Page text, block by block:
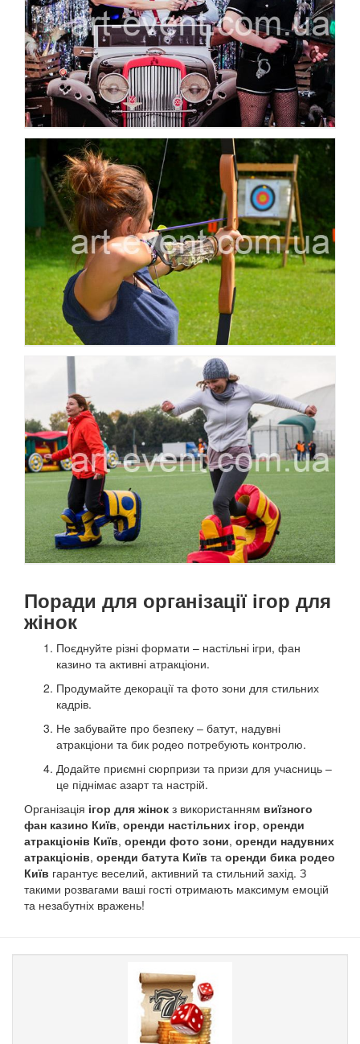
Поради для організації ігор для
жінок
Поєднуйте різні формати – настільні ігри, фан
казино та активні атракціони.
Продумайте декорації та фото зони для стильних
кадрів.
Не забувайте про безпеку – батут, надувні
атракціони та бик родео потребують контролю.
Додайте приємні сюрпризи та призи для учасниць –
це піднімає азарт та настрій.
Організація ігор для жінок з використанням виїзного
фан казино Київ, оренди настільних ігор, оренди
атракціонів Київ, оренди фото зони, оренди надувних
атракціонів, оренди батута Київ та оренди бика родео
Київ гарантує веселий, активний та стильний захід. З
такими розвагами ваші гості отримають максимум емоцій
та незабутніх вражень!